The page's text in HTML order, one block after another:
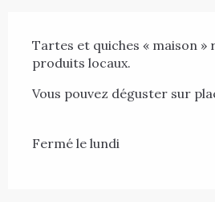
Tartes et quiches « maison »
produits locaux.
Vous pouvez déguster sur
Fermé le lundi